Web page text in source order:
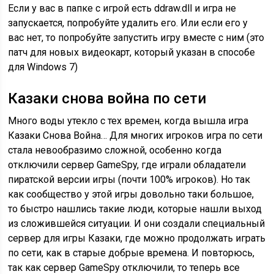
Если у вас в папке с игрой есть ddraw.dll и игра не
запускается, попробуйте удалить его. Или если его у
вас нет, то попробуйте запустить игру вместе с ним (это
патч для новых видеокарт, который указан в способе
для Windows 7)
Казаки снова война по сети
Много воды утекло с тех времен, когда вышла игра
Казаки Снова Война… Для многих игроков игра по сети
стала невообразимо сложной, особенно когда
отключили сервер GameSpy, где играли обладатели
пиратской версии игры (почти 100% игроков). Но так
как сообщество у этой игры довольно таки большое,
то быстро нашлись такие люди, которые нашли выход
из сложившейся ситуации. И они создали специальный
сервер для игры Казаки, где можно продолжать играть
по сети, как в старые добрые времена. И повторюсь,
так как сервер GameSpy отключили, то теперь все